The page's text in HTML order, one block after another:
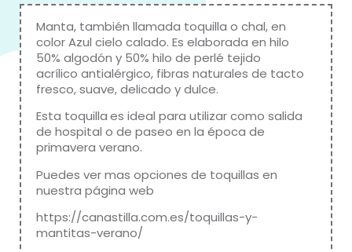
Manta, también llamada toquilla o chal, en
color Azul cielo calado. Es elaborada en hilo
50% algodón y 50% hilo de perlé tejido
acrílico antialérgico, fibras naturales de tacto
fresco, suave, delicado y dulce.
Esta toquillaes ideal para utilizar como salida
de hospital o de paseo en la época de
primavera verano.
Puedes ver mas opciones de toquillas en
nuestra página web
https://canastilla.com.es/toquillas-y-
mantitas-verano/